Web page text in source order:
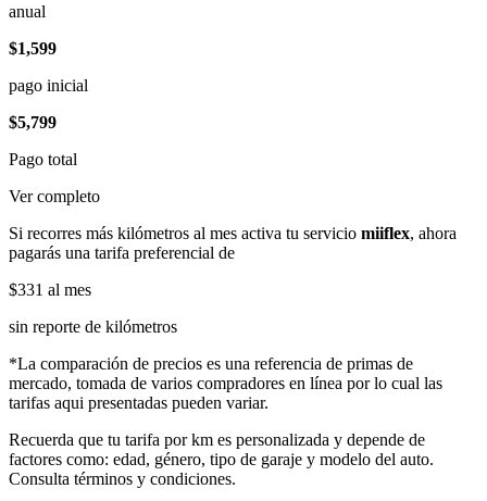
anual
$1,599
pago inicial
$5,799
Pago total
Ver completo
Si recorres más kilómetros al mes activa tu servicio miiflex, ahora
pagarás una tarifa preferencial de
$331 al mes
sin reporte de kilómetros
*La comparación de precios es una referencia de primas de
mercado, tomada de varios compradores en línea por lo cual las
tarifas aqui presentadas pueden variar.
Recuerda que tu tarifa por km es personalizada y depende de
factores como: edad, género, tipo de garaje y modelo del auto.
Consulta términos y condiciones.